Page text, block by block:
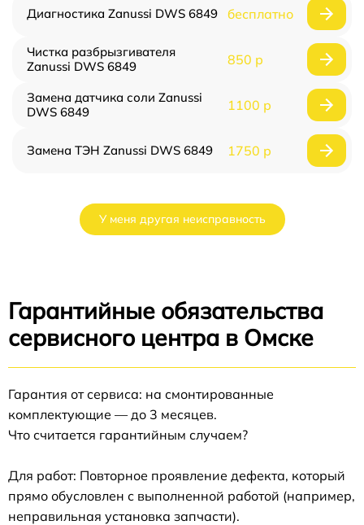
Диагностика Zanussi DWS 6849 бесплатно
Чистка разбрызгивателя
Zanussi DWS 6849
850 р
Замена датчика соли Zanussi
DWS 6849
1100 р
Замена ТЭН Zanussi DWS 6849 1750 р
У меня другая неисправность
Гарантийные обязательства
сервисного центра в Омске
Гарантия от сервиса: на смонтированные
комплектующие — до 3 месяцев.
Что считается гарантийным случаем?
Для работ: Повторное проявление дефекта, который
прямо обусловлен с выполненной работой (например,
неправильная установка запчасти).